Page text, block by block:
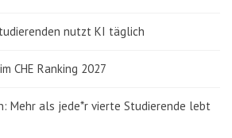
nutzt KI täglich
CHE Ranking 2027
Mehr als jede*r vierte Studierende lebt